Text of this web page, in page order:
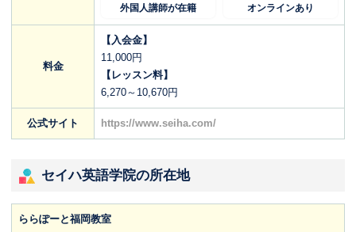
外国人講師が在籍 オンラインあり
料金
【入会金】
11,000円
【レッスン料】
6,270～10,670円
公式サイト https://www.seiha.com/
セイハ英語学院の所在地
ららぽーと福岡教室